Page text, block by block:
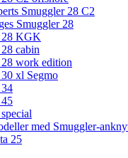
Smuggler 28 C2
Smuggler 28
28 KGK
cabin
work edition
xl Segmo
med Smuggler-
25